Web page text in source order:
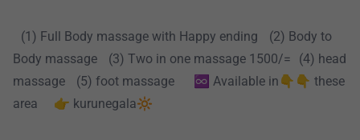
(1) Full Body massage with Happy ending (2) Body to
Body massage (3) Two in one massage 1500/= (4) head
massage (5) foot massage ♾️ Available in👇👇 these
area 👉 kurunegala🔆